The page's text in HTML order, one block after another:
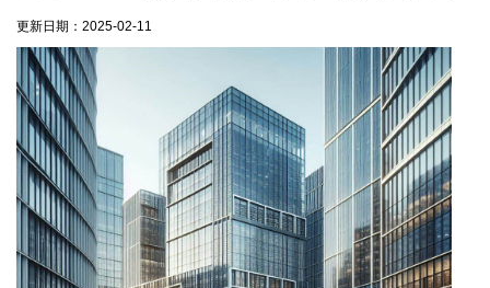
更新日期： 2025-02-11